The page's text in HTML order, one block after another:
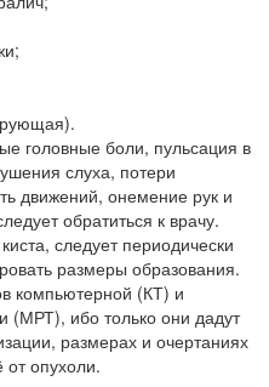
головные боли, пульсация в
слуха, потери
движений, онемение рук и
обратиться к врачу.
следует периодически
размеры образования.
компьютерной (КТ) и
(МРТ), ибо только они дадут
размерах и очертаниях
от опухоли.